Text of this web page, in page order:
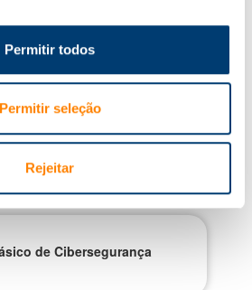
Permitir todos
Permitir seleção
Rejeitar
contacte-nos.
50. email:formacao@knowit.pt
de Cibersegurança